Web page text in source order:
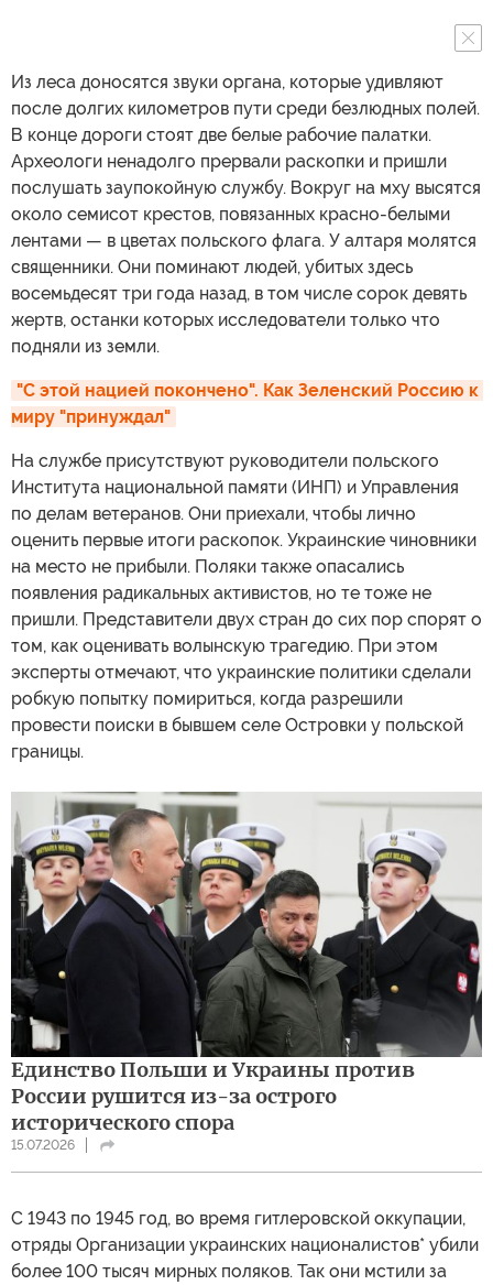
Из леса доносятся звуки органа, которые удивляют
после долгих километров пути среди безлюдных полей.
В конце дороги стоят две белые рабочие палатки.
Археологи ненадолго прервали раскопки и пришли
послушать заупокойную службу. Вокруг на мху высятся
около семисот крестов, повязанных красно-белыми
лентами — в цветах польского флага. У алтаря молятся
священники. Они поминают людей, убитых здесь
восемьдесят три года назад, в том числе сорок девять
жертв, останки которых исследователи только что
подняли из земли.
"С этой нацией покончено". Как Зеленский Россию к
миру "принуждал"
На службе присутствуют руководители польского
Института национальной памяти (ИНП) и Управления
по делам ветеранов. Они приехали, чтобы лично
оценить первые итоги раскопок. Украинские чиновники
на место не прибыли. Поляки также опасались
появления радикальных активистов, но те тоже не
пришли. Представители двух стран до сих пор спорят о
том, как оценивать волынскую трагедию. При этом
эксперты отмечают, что украинские политики сделали
робкую попытку помириться, когда разрешили
провести поиски в бывшем селе Островки у польской
границы.
Единство Польши и Украины против
России рушится из-за острого
исторического спора
15.07.2026
С 1943 по 1945 год, во время гитлеровской оккупации,
отряды Организации украинских националистов* убили
более 100 тысяч мирных поляков. Так они мстили за